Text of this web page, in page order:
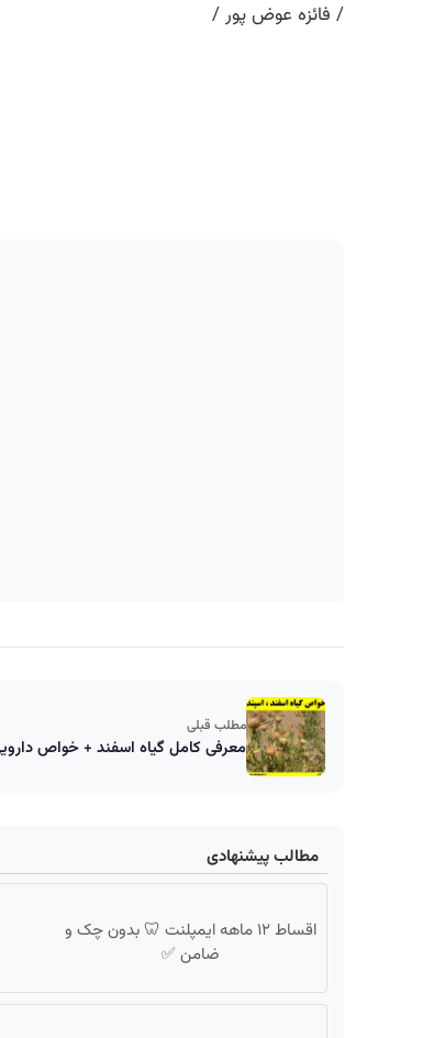
/ فائزه عوض پور /
مطلب قبلی
معرفی کامل گیاه اسفند + خواص
مطالب پیشنهادی
اقساط ۱۲ ماهه ایمپلنت 🦷 بدون چک و
ضامن ✅